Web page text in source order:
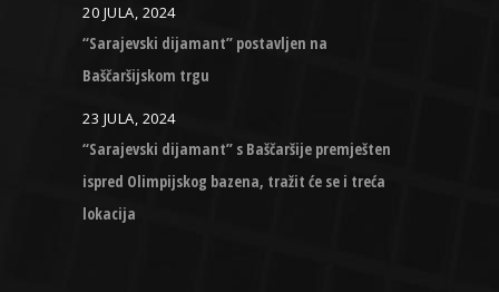
20 JULA, 2024
“Sarajevski dijamant” postavljen na
Baščaršijskom trgu
23 JULA, 2024
“Sarajevski dijamant” s Baščaršije premješten
ispred Olimpijskog bazena, tražit će se i treća
lokacija